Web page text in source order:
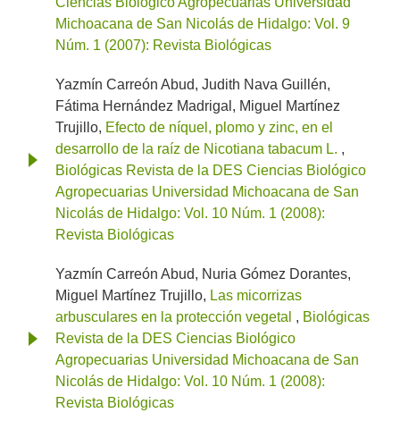
Michoacana de San Nicolás de Hidalgo: Vol. 9
Núm. 1 (2007): Revista Biológicas
Yazmín Carreón Abud, Judith Nava Guillén,
Fátima Hernández Madrigal, Miguel Martínez
Trujillo, Efecto de níquel, plomo y zinc, en el
desarrollo de la raíz de Nicotiana tabacum L. ,
Biológicas Revista de la DES Ciencias Biológico
Agropecuarias Universidad Michoacana de San
Nicolás de Hidalgo: Vol. 10 Núm. 1 (2008):
Revista Biológicas
Yazmín Carreón Abud, Nuria Gómez Dorantes,
Miguel Martínez Trujillo, Las micorrizas
arbusculares en la protección vegetal , Biológicas
Revista de la DES Ciencias Biológico
Agropecuarias Universidad Michoacana de San
Nicolás de Hidalgo: Vol. 10 Núm. 1 (2008):
Revista Biológicas